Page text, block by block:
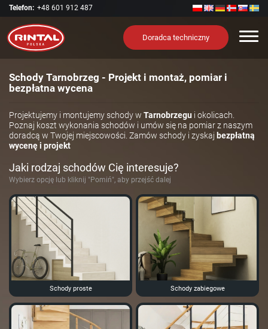
Telefon: +48 601 912 487
Doradca techniczny
Schody Tarnobrzeg - Projekt i montaż, pomiar i
bezpłatna wycena
Projektujemy i montujemy schody w Tarnobrzegu i okolicach.
Poznaj koszt wykonania schodów i umów się na pomiar z naszym
doradcą w Twojej miejscowości. Zamów schody i zyskaj bezpłatną
wycenę i projekt
Jaki rodzaj schodów Cię interesuje?
Wybierz opcję lub kliknij "Pomiń", aby przejść dalej
Schody proste Schody zabiegowe